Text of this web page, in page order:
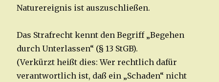
Naturereignis ist auszuschließen.
Das Strafrecht kennt den Begriff „Begehen
durch Unterlassen“ (§ 13 StGB).
(Verkürzt heißt dies: Wer rechtlich dafür
verantwortlich ist, daß ein „Schaden“ nicht